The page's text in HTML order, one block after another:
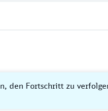
den Fortschritt zu